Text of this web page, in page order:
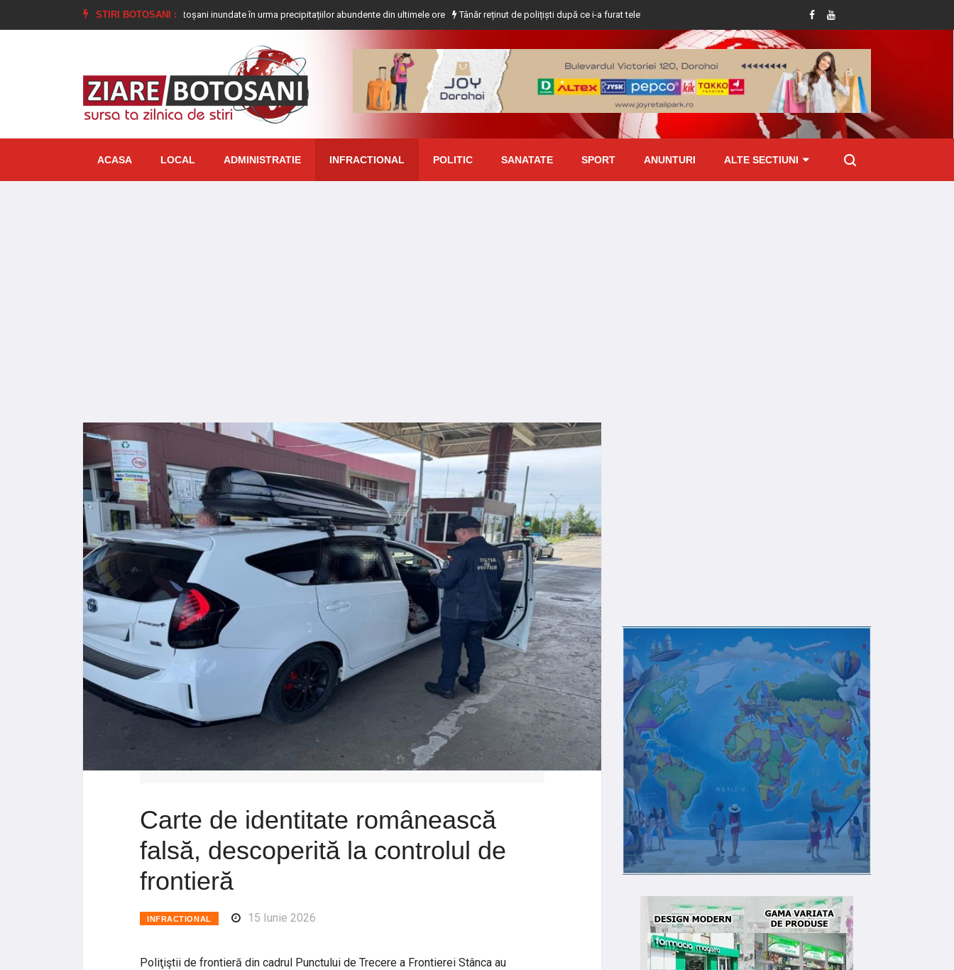
STIRI BOTOSANI :
Opt gospodării din Botoșani inundate în urma precipitațiilor abundente din ultimele ore Tânăr reținut de polițiști după ce i-a furat telefonul unei femei Incendiu violent la un depozit de furaje după ce a fost lovit de
ACASA LOCAL ADMINISTRATIE INFRACTIONAL POLITIC SANATATE SPORT ANUNTURI ALTE SECTIUNI
Carte de identitate românească
falsă, descoperită la controlul de
frontieră
INFRACTIONAL 15 Iunie 2026
Poliţiştii de frontieră din cadrul Punctului de Trecere a Frontierei Stânca au